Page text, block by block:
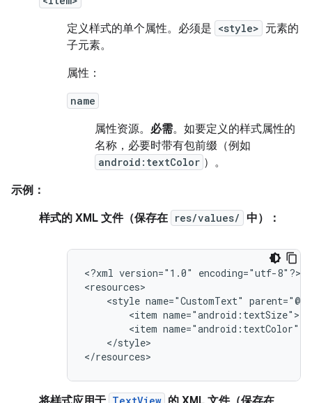
定义样式的单个属性。必须是 <style> 元素的
子元素。
属性：
name
属性资源。 必需。如要定义的样式属性的
名称，必要时带有包前缀（例如
android:textColor ）。
示例：
样式的 XML 文件（保存在 res/values/ 中）：
<?xml version="1.0"
encoding="utf-8"?>
<style name="CustomText"
<item
<item
</style>
</resources>